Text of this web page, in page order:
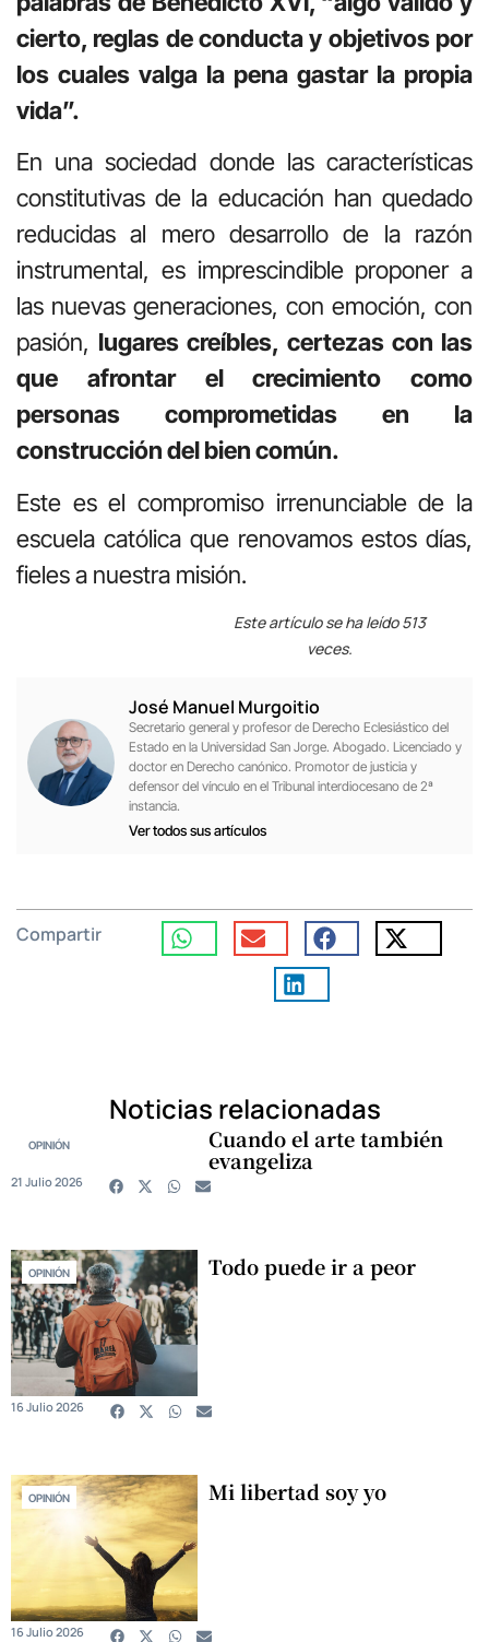
cierto, reglas de conducta y objetivos por
los cuales valga la pena gastar la propia
vida”.
En una sociedad donde las características
constitutivas de la educación han quedado
reducidas al mero desarrollo de la razón
instrumental, es imprescindible proponer a
las nuevas generaciones, con emoción, con
pasión, lugares creíbles, certezas con las
que afrontar el crecimiento como
personas comprometidas en la
construcción del bien común.
Este es el compromiso irrenunciable de la
escuela católica que renovamos estos días,
fieles a nuestra misión.
Este artículo se ha leído 513
veces.
José Manuel Murgoitio
Secretario general y profesor de Derecho Eclesiástico del
Estado en la Universidad San Jorge. Abogado. Licenciado y
doctor en Derecho canónico. Promotor de justicia y
defensor del vínculo en el Tribunal interdiocesano de 2ª
instancia.
Ver todos sus artículos
Compartir
Noticias relacionadas
OPINIÓN Cuando el arte también
evangeliza
21 Julio 2026
OPINIÓN Todo puede ir a peor
16 Julio 2026
OPINIÓN Mi libertad soy yo
16 Julio 2026